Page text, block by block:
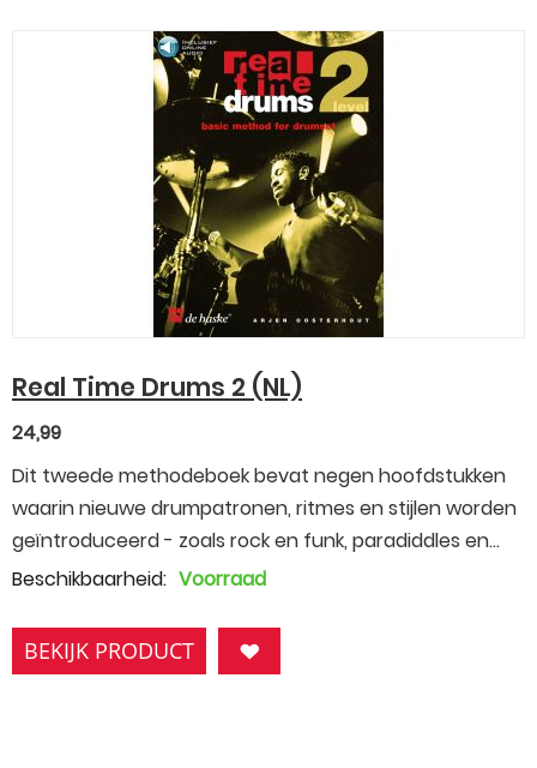
Real Time Drums 2 (NL)
24,99
Dit tweede methodeboek bevat negen hoofdstukken
waarin nieuwe drumpatronen, ritmes en stijlen worden
geïntroduceerd - zoals rock en funk, paradiddles en...
Beschikbaarheid: Voorraad
BEKIJK PRODUCT